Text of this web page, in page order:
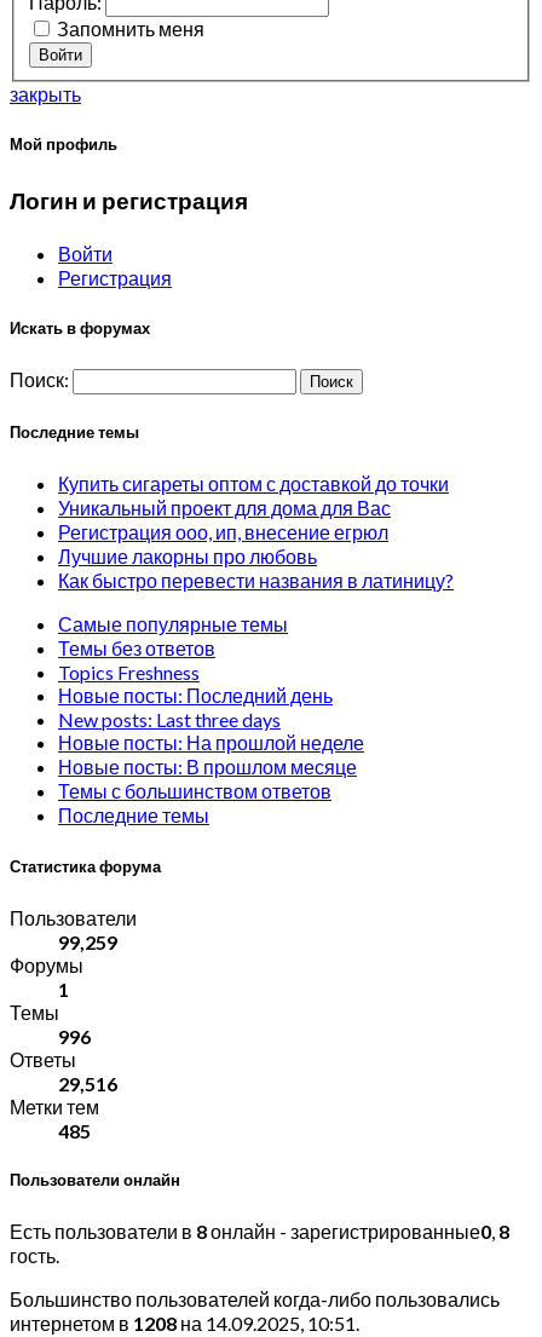
Запомнить меня
Войти
закрыть
Мой профиль
Логин и регистрация
Войти
Регистрация
Искать в форумах
Поиск:
Последние темы
Купить сигареты оптом с доставкой до точки
Уникальный проект для дома для Вас
Регистрация ооо, ип, внесение егрюл
Лучшие лакорны про любовь
Как быстро перевести названия в латиницу?
Самые популярные темы
Темы без ответов
Topics Freshness
Новые посты: Последний день
New posts: Last three days
Новые посты: На прошлой неделе
Новые посты: В прошлом месяце
Темы с большинством ответов
Последние темы
Статистика форума
Пользователи
99,259
Форумы
1
Темы
996
Ответы
29,516
Метки тем
485
Пользователи онлайн
Есть пользователи в 8онлайн - зарегистрированные0, 8
гость.
Большинство пользователей когда-либо пользовались
интернетом в 1208 на 14.09.2025, 10:51.